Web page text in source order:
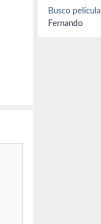
Busco película
Fernando